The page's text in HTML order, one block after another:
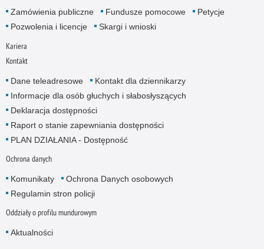
Zamówienia publiczne Fundusze pomocowe
Petycje
Pozwolenia i licencje
Skargi i wnioski
Kariera
Kontakt
Dane teleadresowe
Kontakt dla dziennikarzy
Informacje dla osób głuchych i słabosłyszących
Deklaracja dostępności
Raport o stanie zapewniania dostępności
PLAN DZIAŁANIA - Dostępność
Ochrona danych
Komunikaty
Ochrona Danych osobowych
Regulamin stron policji
Oddziały o profilu mundurowym
Aktualności